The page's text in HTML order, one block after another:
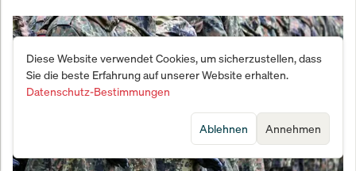
Diese Website verwendet Cookies, um sicherzustellen, dass
Sie die beste Erfahrung auf unserer Website erhalten.
Datenschutz-Bestimmungen
Annehmen
Ablehnen